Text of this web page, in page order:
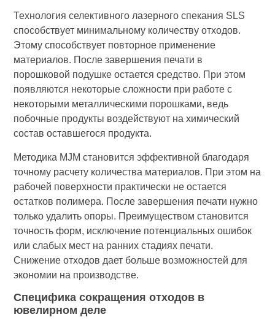
Технология селективного лазерного спекания SLS
способствует минимальному количеству отходов.
Этому способствует повторное применение
материалов. После завершения печати в
порошковой подушке остается средство. При этом
появляются некоторые сложности при работе с
некоторыми металлическими порошками, ведь
побочные продукты воздействуют на химический
состав оставшегося продукта.
Методика MJM становится эффективной благодаря
точному расчету количества материалов. При этом на
рабочей поверхности практически не остается
остатков полимера. После завершения печати нужно
только удалить опоры. Преимуществом становится
точность форм, исключение потенциальных ошибок
или слабых мест на ранних стадиях печати.
Снижение отходов дает больше возможностей для
экономии на производстве.
Специфика сокращения отходов в
ювелирном деле